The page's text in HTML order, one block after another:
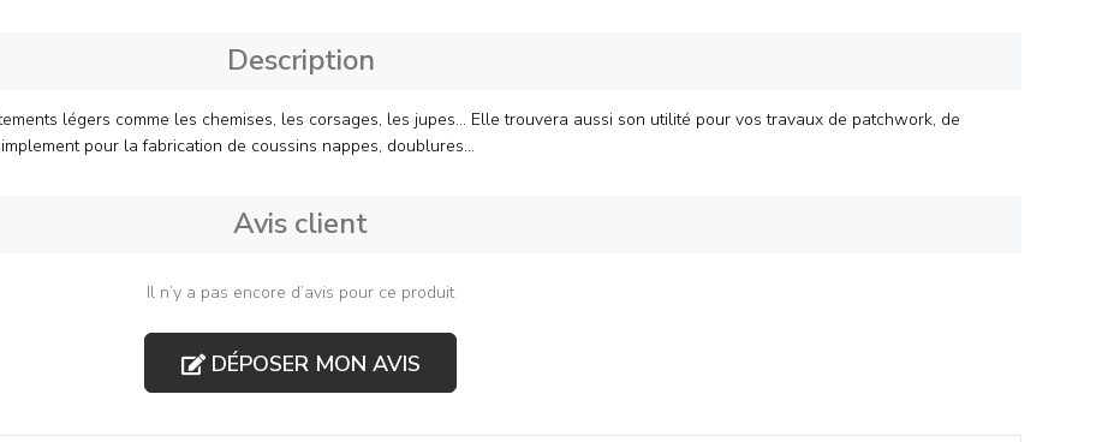
Description
légers comme les chemises, les corsages, les jupes... Elle trouvera aussi son utilité pour vos travaux de patchwork, de
pour la fabrication de coussins nappes, doublures...
Avis client
Il n’y a pas encore d’avis pour ce produit
DÉPOSER MON AVIS